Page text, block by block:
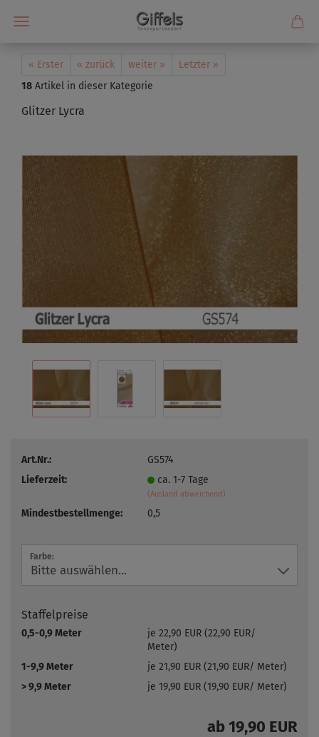
« Erster « zurück weiter »
Letzter »
18 Artikel in dieser Kategorie
Glitzer Lycra
Art.Nr.:
GS574
Lieferzeit:
ca. 1-7 Tage
(Ausland abweichend)
Mindestbestellmenge: 0,5
Farbe:
Staffelpreise
0,5-0,9 Meter
je 22,90 EUR (22,90 EUR/
Meter)
1-9,9 Meter
je 21,90 EUR (21,90 EUR/ Meter)
> 9,9 Meter
je 19,90 EUR (19,90 EUR/ Meter)
ab 19,90 EUR